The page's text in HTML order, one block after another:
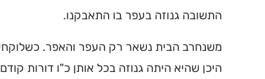
התשובה גנוזה בעפר בו התאבקנו.
משנחרב הבית נשאר רק העפר והאפר.
היכן שהיא היתה גנוזה בכל אותן כ"ו דורות
ברסלב בארץ ובעולם! מצאו זמני תפילות, שיעורי
לכניסה לאינדקס ➔